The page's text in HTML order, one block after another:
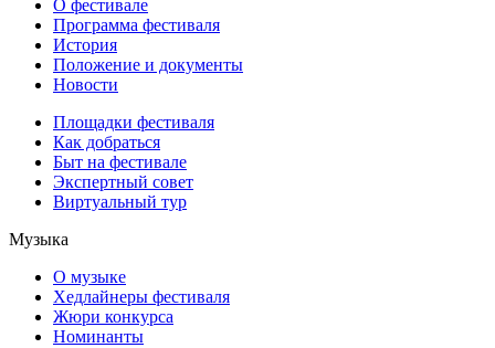
О фестивале
Программа фестиваля
История
Положение и документы
Новости
Площадки фестиваля
Как добраться
Быт на фестивале
Экспертный совет
Виртуальный тур
Музыка
О музыке
Хедлайнеры фестиваля
Жюри конкурса
Номинанты